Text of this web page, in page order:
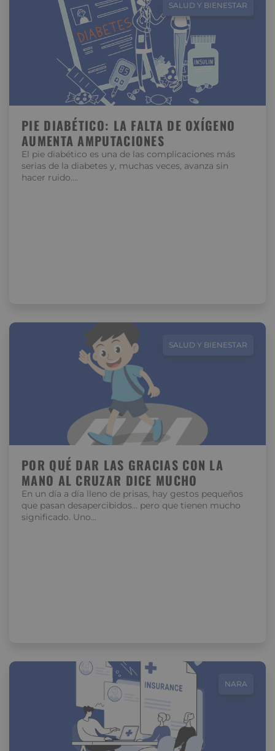
SALUD Y BIENESTAR
PIE DIABÉTICO: LA FALTA DE OXÍGENO
AUMENTA AMPUTACIONES
El pie diabético es una de las complicaciones más
serias de la diabetes y, muchas veces, avanza sin
hacer ruido….
SALUD Y BIENESTAR
POR QUÉ DAR LAS GRACIAS CON LA
MANO AL CRUZAR DICE MUCHO
En un día a día lleno de prisas, hay gestos pequeños
que pasan desapercibidos… pero que tienen mucho
significado. Uno…
NARA